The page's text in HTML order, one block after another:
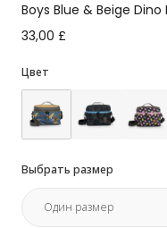
Boys Blue & Beige
33,00 £
Цвет
Выбрать размер